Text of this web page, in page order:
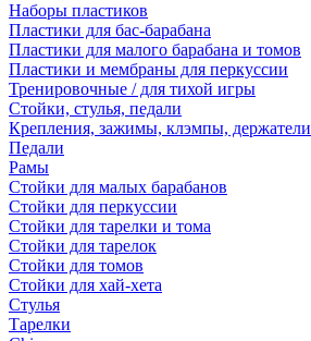
Наборы пластиков
Пластики для бас-барабана
Пластики для малого барабана и томов
Пластики и мембраны для перкуссии
Тренировочные / для тихой игры
Стойки, стулья, педали
Крепления, зажимы, клэмпы, держатели
Педали
Рамы
Стойки для малых барабанов
Стойки для перкуссии
Стойки для тарелки и тома
Стойки для тарелок
Стойки для томов
Стойки для хай-хета
Стулья
Тарелки